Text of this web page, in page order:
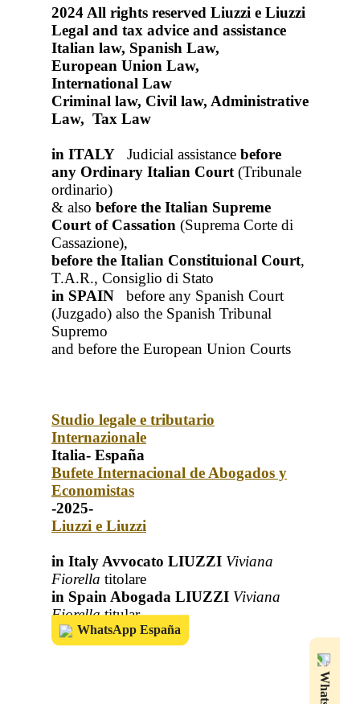
2024 All rights reserved Liuzzi e Liuzzi
Legal and tax advice and assistance
Italian law, Spanish Law,
European Union Law,
International Law
Criminal law, Civil law, Administrative
Law, Tax Law
in ITALY Judicial assistance before
any Ordinary Italian Court (Tribunale
ordinario)
& also before the Italian Supreme
Court of Cassation (Suprema Corte di
Cassazione),
before the Italian Constituional Court,
T.A.R., Consiglio di Stato
in SPAIN before any Spanish Court
(Juzgado) also the Spanish Tribunal
Supremo
and before the European Union Courts
Studio legale e tributario
Internazionale
Italia- España
Bufete Internacional de Abogados y
Economistas
-2025-
Liuzzi e Liuzzi
in Italy Avvocato LIUZZI Viviana
Fiorella titolare
in Spain Abogada LIUZZI Viviana
Fiorellatitular
WhatsApp España